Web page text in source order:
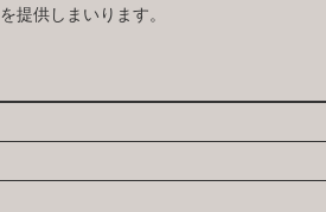
を提供しまいります。